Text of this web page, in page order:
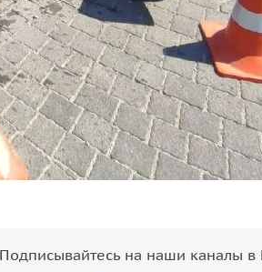
Подписывайтесь на наши каналы